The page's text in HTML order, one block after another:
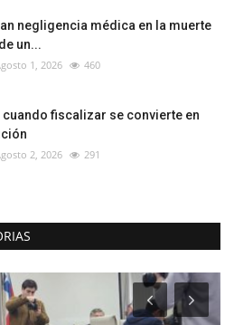
negligencia médica en la muerte
un...
1, 2026 460
cuando fiscalizar se convierte en
2, 2026 291